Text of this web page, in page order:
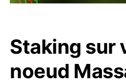
Staking sur
noeud